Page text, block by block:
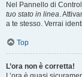
Nel Pannello di
tuo stato in linea.
a te stesso. Verrai
Top
L’ora non è corretta!